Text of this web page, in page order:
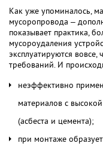
Как уже упоминалось,
мусоропровода –
показывает практика,
мусороудаления
эксплуатируются
требований. И
неэффективно
материалов с
(асбеста и цемента);
при монтаже